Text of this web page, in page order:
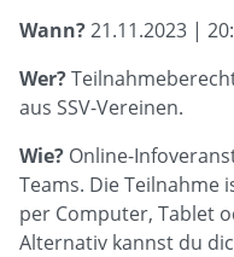
Wann?21.11.2023 |
Wer?
aus SSV-Vereinen.
Wie? Online-
Teams. Die Teilnahme
per Computer, Tablet
Alternativ kannst du